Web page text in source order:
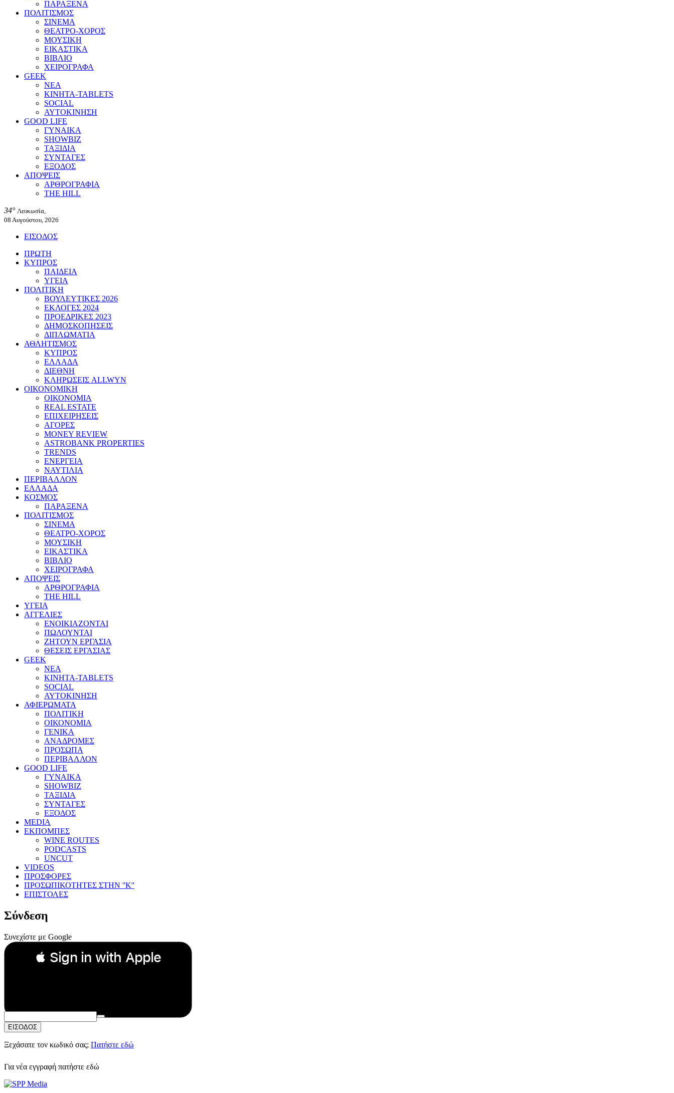
ΠΑΡΑΞΕΝΑ
ΠΟΛΙΤΙΣΜΟΣ
ΣΙΝΕΜΑ
ΘΕΑΤΡΟ-ΧΟΡΟΣ
ΜΟΥΣΙΚΗ
ΕΙΚΑΣΤΙΚΑ
ΒΙΒΛΙΟ
ΧΕΙΡΟΓΡΑΦΑ
GEEK
ΝΕΑ
ΚΙΝΗΤΑ-TABLETS
SOCIAL
ΑΥΤΟΚΙΝΗΣΗ
GOOD LIFE
ΓΥΝΑΙΚΑ
SHOWBIZ
ΤΑΞΙΔΙΑ
ΣΥΝΤΑΓΕΣ
ΕΞΟΔΟΣ
ΑΠΟΨΕΙΣ
ΑΡΘΡΟΓΡΑΦΙΑ
THE HILL
34° Λευκωσία,
08 Αυγούστου, 2026
ΕΙΣΟΔΟΣ
ΠΡΩΤΗ
ΚΥΠΡΟΣ
ΠΑΙΔΕΙΑ
ΥΓΕΙΑ
ΠΟΛΙΤΙΚΗ
ΒΟΥΛΕΥΤΙΚΕΣ 2026
ΕΚΛΟΓΕΣ 2024
ΠΡΟΕΔΡΙΚΕΣ 2023
ΔΗΜΟΣΚΟΠΗΣΕΙΣ
ΔΙΠΛΩΜΑΤΙΑ
ΑΘΛΗΤΙΣΜΟΣ
ΚΥΠΡΟΣ
ΕΛΛΑΔΑ
ΔΙΕΘΝΗ
ΚΛΗΡΩΣΕΙΣ ALLWYN
ΟΙΚΟΝΟΜΙΚΗ
ΟΙΚΟΝΟΜΙΑ
REAL ESTATE
ΕΠΙΧΕΙΡΗΣΕΙΣ
ΑΓΟΡΕΣ
MONEY REVIEW
ASTROBANK PROPERTIES
TRENDS
ΕΝΕΡΓΕΙΑ
ΝΑΥΤΙΛΙΑ
ΠΕΡΙΒΑΛΛΟΝ
ΕΛΛΑΔΑ
ΚΟΣΜΟΣ
ΠΑΡΑΞΕΝΑ
ΠΟΛΙΤΙΣΜΟΣ
ΣΙΝΕΜΑ
ΘΕΑΤΡΟ-ΧΟΡΟΣ
ΜΟΥΣΙΚΗ
ΕΙΚΑΣΤΙΚΑ
ΒΙΒΛΙΟ
ΧΕΙΡΟΓΡΑΦΑ
ΑΠΟΨΕΙΣ
ΑΡΘΡΟΓΡΑΦΙΑ
THE HILL
ΥΓΕΙΑ
ΑΓΓΕΛΙΕΣ
ΕΝΟΙΚΙΑΖΟΝΤΑΙ
ΠΩΛΟΥΝΤΑΙ
ΖΗΤΟΥΝ ΕΡΓΑΣΙΑ
ΘΕΣΕΙΣ ΕΡΓΑΣΙΑΣ
GEEK
ΝΕΑ
ΚΙΝΗΤΑ-TABLETS
SOCIAL
ΑΥΤΟΚΙΝΗΣΗ
ΑΦΙΕΡΩΜΑΤΑ
ΠΟΛΙΤΙΚΗ
ΟΙΚΟΝΟΜΙΑ
ΓΕΝΙΚΑ
ΑΝΑΔΡΟΜΕΣ
ΠΡΟΣΩΠΑ
ΠΕΡΙΒΑΛΛΟΝ
GOOD LIFE
ΓΥΝΑΙΚΑ
SHOWBIZ
ΤΑΞΙΔΙΑ
ΣΥΝΤΑΓΕΣ
ΕΞΟΔΟΣ
MEDIA
ΕΚΠΟΜΠΕΣ
WINE ROUTES
PODCASTS
UNCUT
VIDEOS
ΠΡΟΣΦΟΡΕΣ
ΠΡΟΣΩΠΙΚΟΤΗΤΕΣ ΣΤΗΝ ''Κ''
ΕΠΙΣΤΟΛΕΣ
Σύνδεση
Συνεχίστε με Google
 Sign in with Apple
Συνεχίστε με Apple
ή
Email:
Κωδικός Πρόσβασης:
ΕΙΣΟΔΟΣ
Ξεχάσατε τον κωδικό σας; Πατήστε εδώ
Για νέα εγγραφή πατήστε εδώ